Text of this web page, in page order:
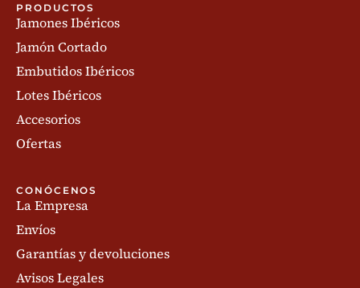
PRODUCTOS
Jamones Ibéricos
Jamón Cortado
Embutidos Ibéricos
Lotes Ibéricos
Accesorios
Ofertas
CONÓCENOS
La Empresa
Envíos
Garantías y devoluciones
Avisos Legales